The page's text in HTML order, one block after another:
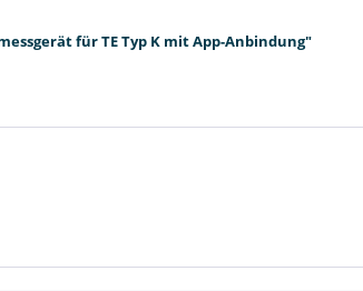
für TE Typ K mit App-Anbindung"